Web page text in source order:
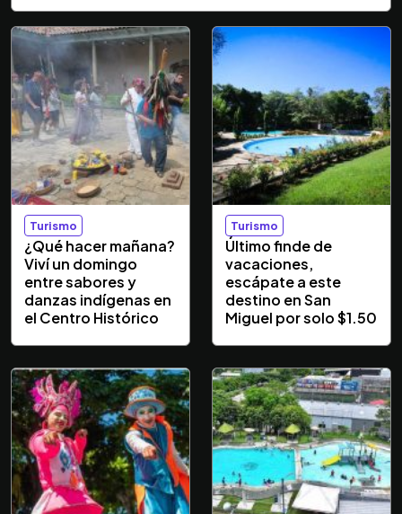
Turismo
¿Qué hacer mañana?
Viví un domingo
entre sabores y
danzas indígenas en
el Centro Histórico
Turismo
Último finde de
vacaciones,
escápate a este
destino en San
Miguel por solo $1.50